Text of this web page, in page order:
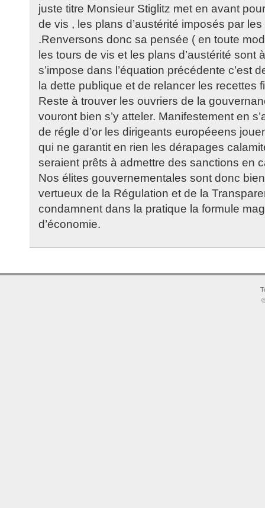
juste titre Monsieur Stiglitz met en avant
de vis , les plans d’austérité imposés par les
.Renversons donc sa pensée ( en toute
les tours de vis et les plans d’austérité sont
s’impose dans l’équation précédente c’est
la dette publique et de relancer les recettes
Reste à trouver les ouvriers de la
vouront bien s’y atteler. Manifestement en
de régle d’or les dirigeants européeens
qui ne garantit en rien les dérapages
seraient prêts à admettre des sanctions en
Nos élites gouvernementales sont donc
vertueux de la Régulation et de la
condamnent dans la pratique la formule
d’économie.